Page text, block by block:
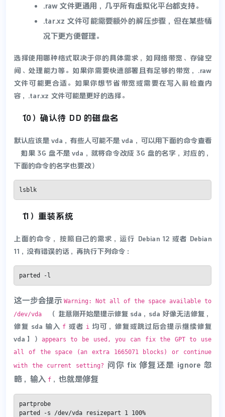
.raw 文件更通用，几乎所有虚拟化平台都支持。
.tar.xz 文件可能需要额外的解压步骤，但在某些情
况下更方便管理。
选择使用哪种格式取决于你的具体需求，如网络带宽、存储空
间、处理能力等。如果你需要快速部署且有足够的带宽，.raw
文件可能更合适。如果你想节省带宽或需要在写入前检查内
容，.tar.xz 文件可能是更好的选择。
（10）确认待 DD 的磁盘名
默认应该是 vda，有些人可能不是 vda，可以用下面的命令查看
（如果 3G 盘不是 vda，就将命令改成 3G 盘的名字，对应的，
下面的命令的名字也要改）
lsblk
（11）重装系统
上面的命令，按照自己的需求，运行 Debian 12 或者 Debian
11，没有错误的话，再执行下列命令：
parted -l
这一步会提示 Warning: Not all of the space available to
/dev/vda （【注意刚开始是提示修复 sda，sda 好像无法修复，
修复 sda 输入 f 或者 i 均可，修复或跳过后会提示继续修复
vda】） appears to be used, you can fix the GPT to use
all of the space (an extra 1665071 blocks) or continue
with the current setting?
问你 fix 修复还是 ignore 忽
略，输入 f ， 也就是修复
partprobe
parted -s /dev/vda resizepart 1 100%